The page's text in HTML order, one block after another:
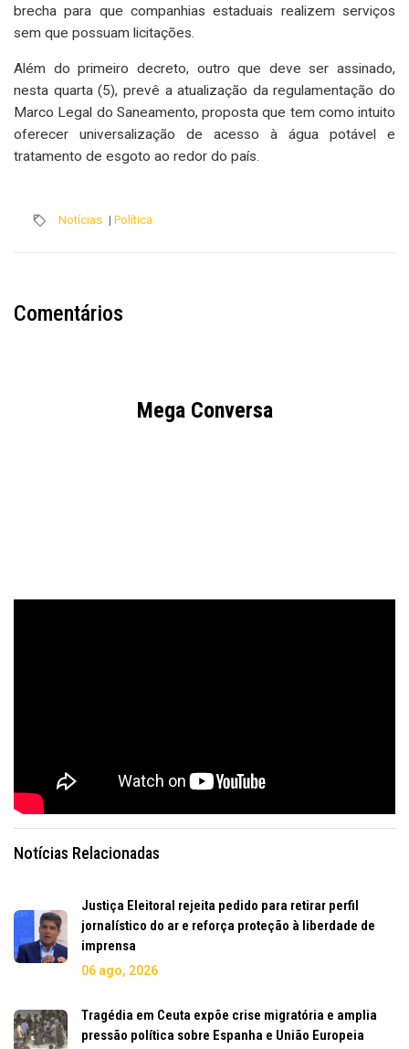
brecha para que companhias estaduais realizem serviços
sem que possuam licitações.
Além do primeiro decreto, outro que deve ser assinado,
nesta quarta (5), prevê a atualização da regulamentação do
Marco Legal do Saneamento, proposta que tem como intuito
oferecer universalização de acesso à água potável e
tratamento de esgoto ao redor do país.
Notícias | Política
Comentários
Mega Conversa
Notícias Relacionadas
Justiça Eleitoral rejeita pedido para retirar perfil
jornalístico do ar e reforça proteção à liberdade de
imprensa
06 ago, 2026
Tragédia em Ceuta expõe crise migratória e amplia
pressão política sobre Espanha e União Europeia